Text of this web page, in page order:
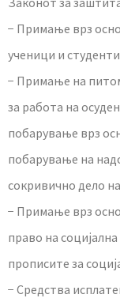
− Примање врз
ученици и
− Примање на
за работа на
побарување врз
побарување на
сокривично дело
− Примање врз
право на
прописите за
− Средства